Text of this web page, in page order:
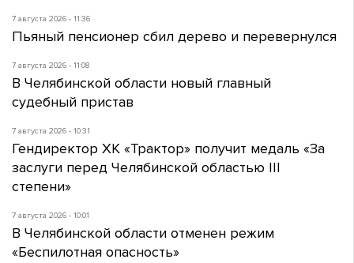
7 августа 2026 - 11:36
Пьяный пенсионер сбил дерево и перевернулся
7 августа 2026 - 11:08
В Челябинской области новый главный
судебный пристав
7 августа 2026 - 10:31
Гендиректор ХК «Трактор» получит медаль «За
заслуги перед Челябинской областью III
степени»
7 августа 2026 - 10:01
В Челябинской области отменен режим
«Беспилотная опасность»